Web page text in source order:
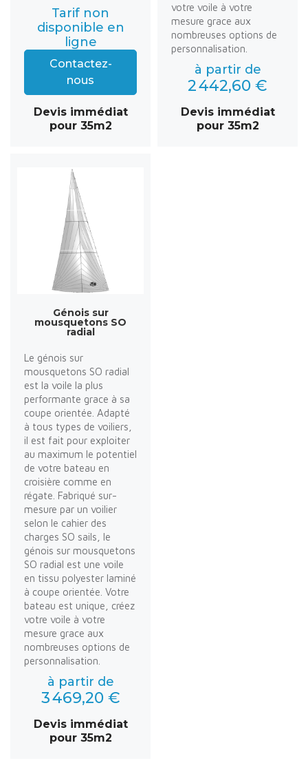
Tarif non
disponible en
ligne
Contactez-
nous
Devis immédiat
pour 35m2
votre voile à votre
mesure grace aux
nombreuses options de
personnalisation.
à partir de
2 442,60 €
Devis immédiat
pour 35m2
Génois sur
mousquetons SO
radial
Le génois sur
mousquetons SO radial
est la voile la plus
performante grace à sa
coupe orientée. Adapté
à tous types de voiliers,
il est fait pour exploiter
au maximum le potentiel
de votre bateau en
croisière comme en
régate. Fabriqué sur-
mesure par un voilier
selon le cahier des
charges SO sails, le
génois sur mousquetons
SO radial est une voile
en tissu polyester laminé
à coupe orientée. Votre
bateau est unique, créez
votre voile à votre
mesure grace aux
nombreuses options de
personnalisation.
à partir de
3 469,20 €
Devis immédiat
pour 35m2